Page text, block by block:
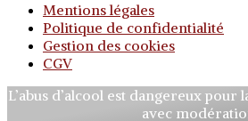
Mentions légales
Politique de confidentialité
Gestion des cookies
CGV
L’abus d’alcool est dangereux pour
avec